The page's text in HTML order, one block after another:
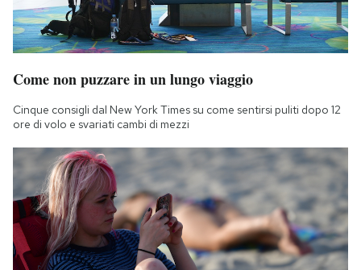
Come non puzzare in un lungo viaggio
Cinque consigli dal New York Times su come sentirsi puliti dopo 12
ore di volo e svariati cambi di mezzi